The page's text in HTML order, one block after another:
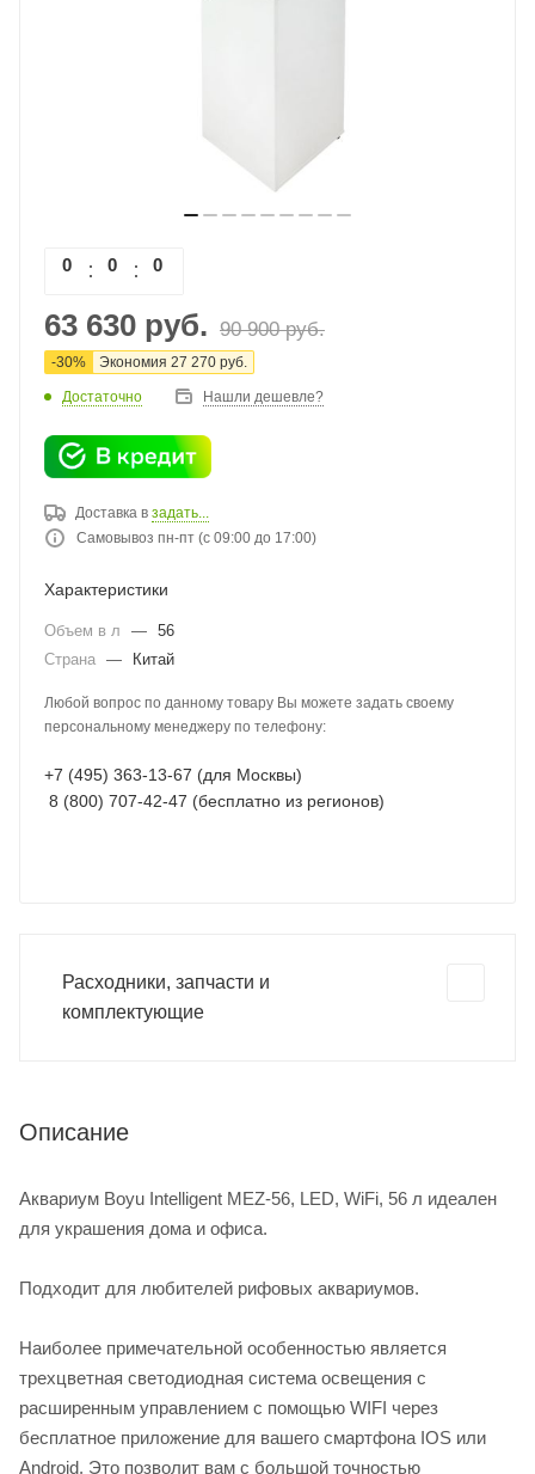
0 0 0
63 630 руб. 90 900руб.
-30% Экономия 27 270 руб.
Достаточно Нашли дешевле?
Доставка в задать...
Самовывоз пн-пт (с 09:00 до 17:00)
Характеристики
Объем в л — 56
Страна — Китай
Любой вопрос по данному товару Вы можете задать своему
персональному менеджеру по телефону:
+7 (495) 363-13-67 (для Москвы)
8 (800) 707-42-47 (бесплатно из регионов)
Расходники, запчасти и
комплектующие
Описание
Аквариум Boyu Intelligent MEZ-56, LED, WiFi, 56 л идеален
для украшения дома и офиса.
Подходит для любителей рифовых аквариумов.
Наиболее примечательной особенностью является
трехцветная светодиодная система освещения с
расширенным управлением с помощью WIFI через
бесплатное приложение для вашего смартфона IOS или
Android. Это позволит вам с большой точностью